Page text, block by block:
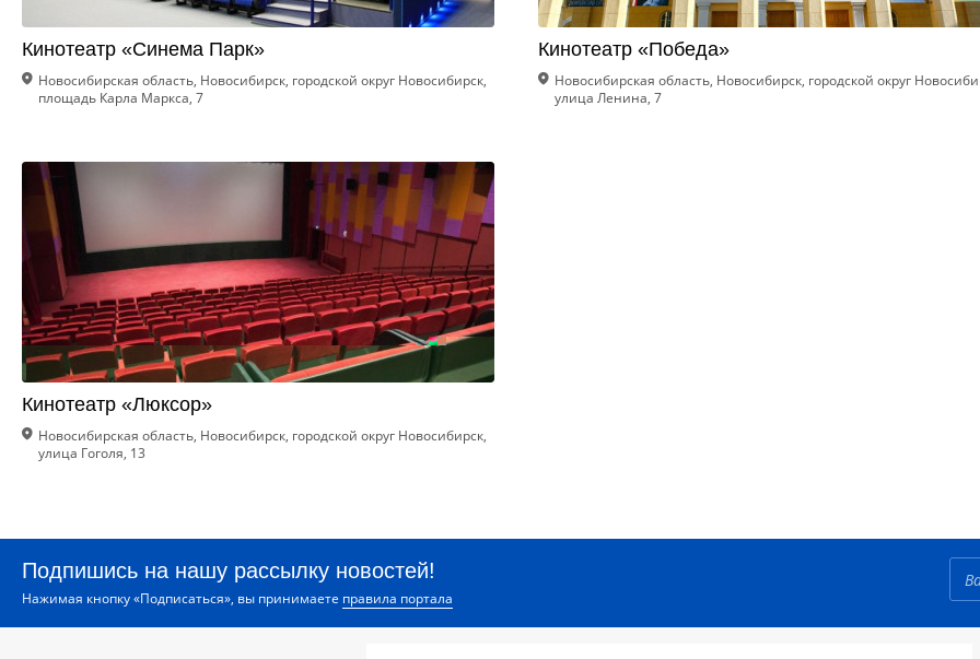
Кинотеатр «Синема Парк»
Новосибирская область, Новосибирск, городской округ Новосибирск,
площадь Карла Маркса, 7
Кинотеатр «Победа»
Новосибирская область, Новосибирск, городской округ
улица Ленина, 7
Кинотеатр «Люксор»
Новосибирская область, Новосибирск, городской округ Новосибирск,
улица Гоголя, 13
Подпишись на нашу рассылку новостей!
Нажимая кнопку «Подписаться», вы принимаете правила портала